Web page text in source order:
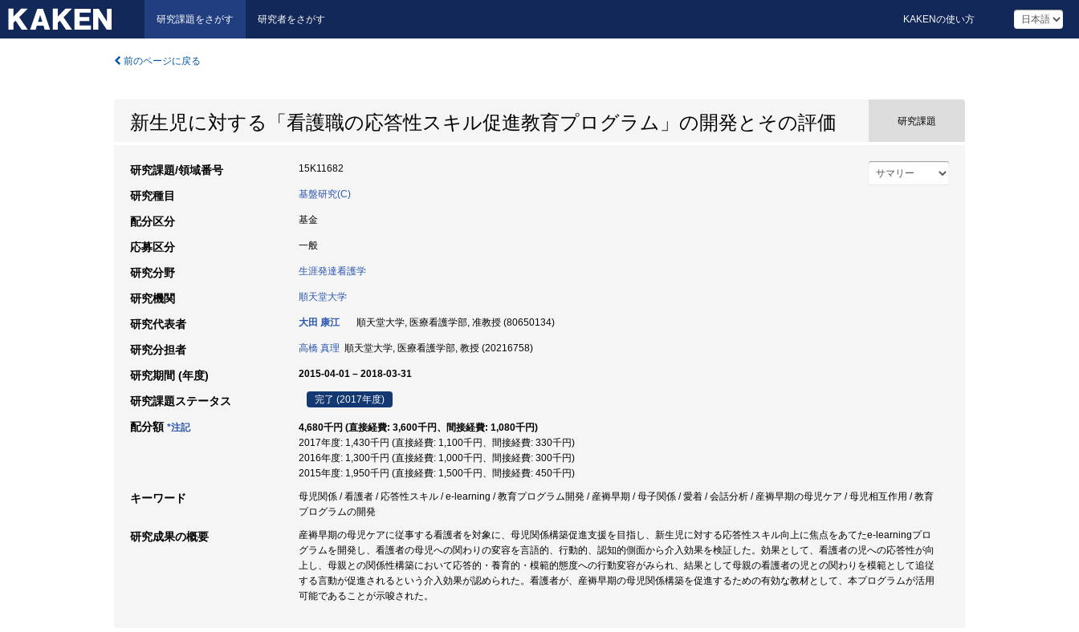
研究課題をさがす 研究者をさがす KAKENの使い方
前のページに戻る
新生児に対する「看護職の応答性スキル促進教育プログラム」の開発とその評価 研究課題
研究課題/領域番号 15K11682
研究種目 基盤研究(C)
配分区分 基金
応募区分 一般
研究分野 生涯発達看護学
研究機関 順天堂大学
研究代表者 大田 康江 順天堂大学, 医療看護学部, 准教授 (80650134)
研究分担者 高橋 真理 順天堂大学, 医療看護学部, 教授 (20216758)
研究期間 (年度) 2015-04-01 – 2018-03-31
研究課題ステータス 完了 (2017年度)
配分額 *注記
4,680千円 (直接経費: 3,600千円、間接経費: 1,080千円)
2017年度: 1,430千円 (直接経費: 1,100千円、間接経費: 330千円)
2016年度: 1,300千円 (直接経費: 1,000千円、間接経費: 300千円)
2015年度: 1,950千円 (直接経費: 1,500千円、間接経費: 450千円)
キーワード
母児関係 / 看護者 / 応答性スキル / e-learning / 教育プログラム開発 / 産褥早期 / 母子関係 / 愛着 / 会話分析 / 産褥早期の母児ケア / 母児相互作用 / 教育
プログラムの開発
研究成果の概要
産褥早期の母児ケアに従事する看護者を対象に、母児関係構築促進支援を目指し、新生児に対する応答性スキル向上に焦点をあてたe-learningプロ
グラムを開発し、看護者の母児への関わりの変容を言語的、行動的、認知的側面から介入効果を検証した。効果として、看護者の児への応答性が向
上し、母親との関係性構築において応答的・養育的・模範的態度への行動変容がみられ、結果として母親の看護者の児との関わりを模範として追従
する言動が促進されるという介入効果が認められた。看護者が、産褥早期の母児関係構築を促進するための有効な教材として、本プログラムが活用
可能であることが示唆された。